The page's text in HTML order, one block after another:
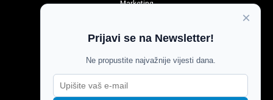
Marketing
Impressum
Pravila komentiranja
Agroglas
×
Prijavi se na Newsletter!
Ne propustite najvažnije vijesti dana.